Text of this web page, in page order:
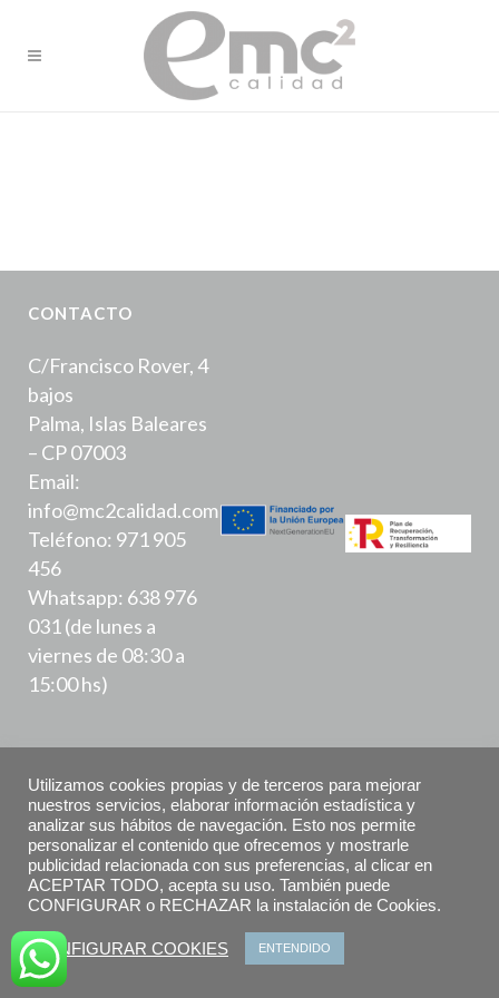
CONTACTO
C/Francisco Rover, 4
bajos
Palma, Islas Baleares
– CP 07003
Email:
info@mc2calidad.com
Teléfono: 971 905
456
Whatsapp: 638 976
031 (de lunes a
viernes de 08:30 a
15:00 hs)
Política de Privacidad
Aviso Legal
Declaración de accesibilidad
Política de Cookies
Utilizamos cookies propias y de terceros para mejorar
nuestros servicios, elaborar información estadística y
analizar sus hábitos de navegación. Esto nos permite
personalizar el contenido que ofrecemos y mostrarle
publicidad relacionada con sus preferencias, al clicar en
ACEPTAR TODO, acepta su uso. También puede
CONFIGURAR o RECHAZAR la instalación de Cookies.
CONFIGURAR COOKIES ENTENDIDO